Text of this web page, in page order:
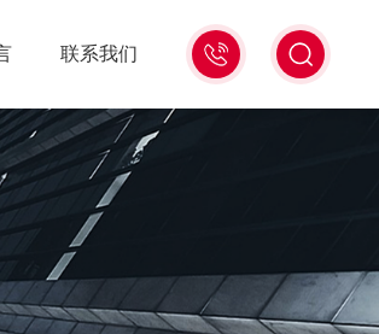
18516586104
微
联系我们